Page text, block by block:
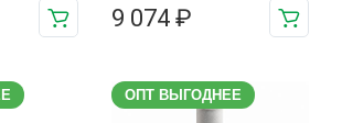
9 074 ₽
ОПТ ВЫГОДНЕЕ